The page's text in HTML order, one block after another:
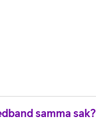
samma sak?